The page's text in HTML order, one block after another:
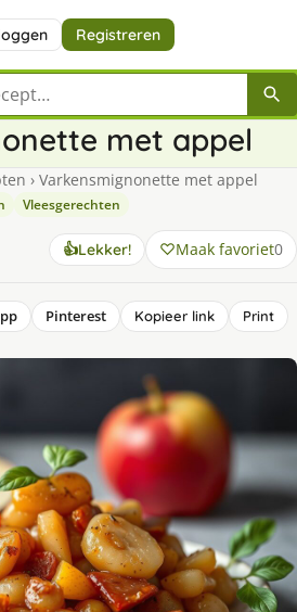
Registreren
met appel
› Varkensmignonette met appel
Vleesgerechten
👍Lekker! Maak favoriet0
Pinterest Kopieer link Print